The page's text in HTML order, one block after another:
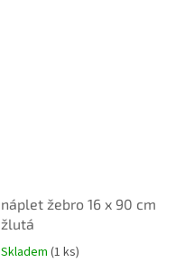
náplet žebro 16 x 90 cm
žlutá
Skladem (1 ks)